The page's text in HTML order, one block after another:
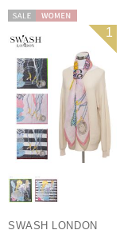
1
SWASH LONDON